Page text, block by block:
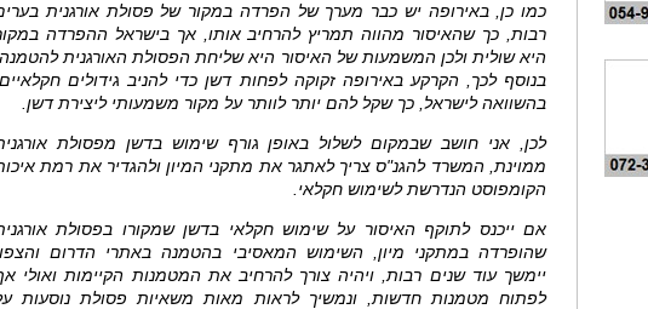
כמו כן, באירופה יש כבר מערך של הפרדה במקור של פסולת אורגנית
רבות, כך שהאיסור מהווה תמריץ להרחיב אותו, אך בישראל ההפרדה
היא שולית ולכן המשמעות של האיסור היא שליחת הפסולת האורגנית
בנוסף לכך, הקרקע באירופה זקוקה לפחות דשן כדי להניב גידולים
בהשוואה לישראל, כך שקל להם יותר לוותר על מקור משמעותי ליצירת דשן.
לכן, אני חושב שבמקום לשלול באופן גורף שימוש בדשן מפסולת
ממוינת, המשרד להגנ"ס צריך לאתגר את מתקני המיון ולהגדיר את רמת
הקומפוסט הנדרשת לשימוש חקלאי.
אם ייכנס לתוקף האיסור על שימוש חקלאי בדשן שמקורו בפסולת
שהופרדה במתקני מיון, השימוש המאסיבי בהטמנה באתרי הדרום
יימשך עוד שנים רבות, ויהיה צורך להרחיב את המטמנות הקיימות ואולי
לפתוח מטמנות חדשות, ונמשיך לראות מאות משאיות פסולת נוסעות